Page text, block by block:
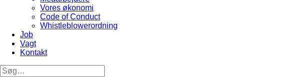
Vores økonomi
Code of Conduct
Whistleblowerordning
Job
Vagt
Kontakt